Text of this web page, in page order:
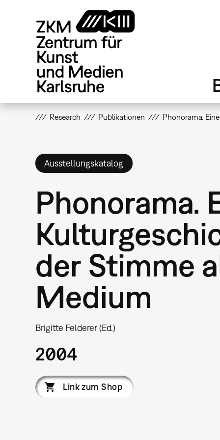
Research Publikationen Phonorama.
Ausstellungskatalog
Phonorama.
der Stimme
Medium
Brigitte Felderer (Ed.)
2004
Link zum Shop